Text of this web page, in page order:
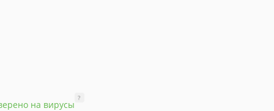
на вирусы
?